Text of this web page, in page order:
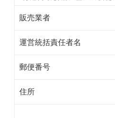
販売業者
運営統括責任者名
郵便番号
住所